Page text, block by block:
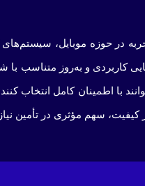
در حوزه موبایل،
کاربردی و به‌روز متناسب
با اطمینان کامل انتخاب
سهم مؤثری در تأمین